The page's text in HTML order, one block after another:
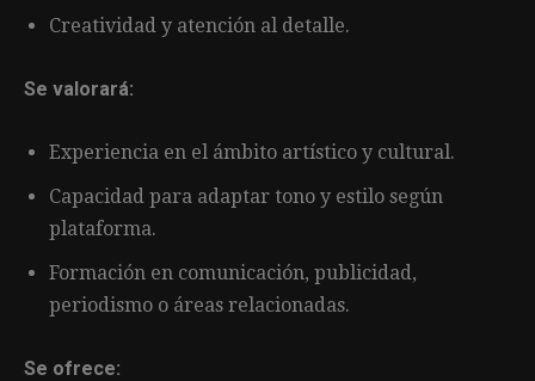
Creatividad y atención al detalle.
Se valorará:
Experiencia en el ámbito artístico y cultural.
Capacidad para adaptar tono y estilo según
plataforma.
Formación en comunicación, publicidad,
periodismo o áreas relacionadas.
Se ofrece: